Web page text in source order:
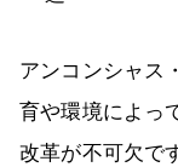
アンコンシャス
育や環境によっ
改革が不可欠で